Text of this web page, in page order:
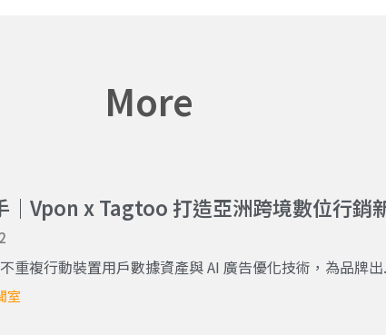
More
｜Vpon x Tagtoo 打造亞洲跨境數位行銷
重複行動裝置用戶數據資產與 AI 廣告優化技術，為品牌出
室